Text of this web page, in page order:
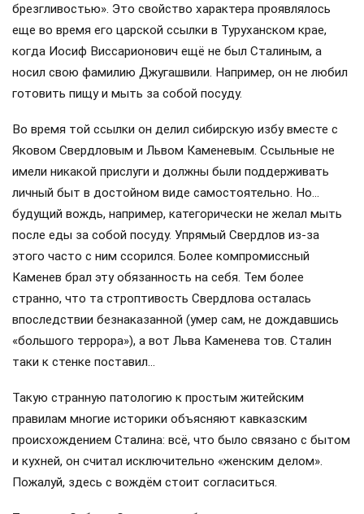
брезгливостью». Это свойство характера проявлялось
еще во время его царской ссылки в Туруханском крае,
когда Иосиф Виссарионович ещё не был Сталиным, а
носил свою фамилию Джугашвили. Например, он не любил
готовить пищу и мыть за собой посуду.
Во время той ссылки он делил сибирскую избу вместе с
Яковом Свердловым и Львом Каменевым. Ссыльные не
имели никакой прислуги и должны были поддерживать
личный быт в достойном виде самостоятельно. Но…
будущий вождь, например, категорически не желал мыть
после еды за собой посуду. Упрямый Свердлов из-за
этого часто с ним ссорился. Более компромиссный
Каменев брал эту обязанность на себя. Тем более
странно, что та строптивость Свердлова осталась
впоследствии безнаказанной (умер сам, не дождавшись
«большого террора»), а вот Льва Каменева тов. Сталин
таки к стенке поставил…
Такую странную патологию к простым житейским
правилам многие историки объясняют кавказским
происхождением Сталина: всё, что было связано с бытом
и кухней, он считал исключительно «женским делом».
Пожалуй, здесь с вождём стоит согласиться.